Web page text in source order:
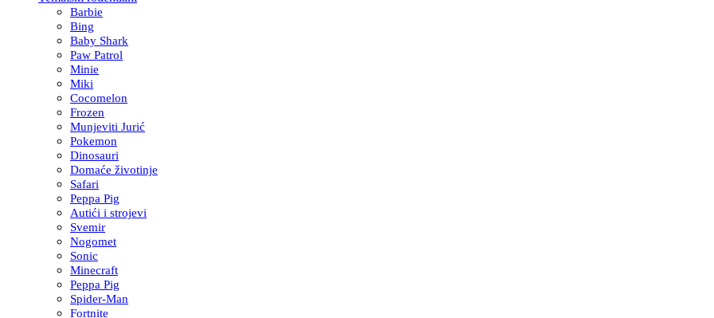
Barbie
Bing
Baby Shark
Paw Patrol
Minie
Miki
Cocomelon
Frozen
Munjeviti Jurić
Pokemon
Dinosauri
Domaće životinje
Safari
Peppa Pig
Autići i strojevi
Svemir
Nogomet
Sonic
Minecraft
Peppa Pig
Spider-Man
Fortnite